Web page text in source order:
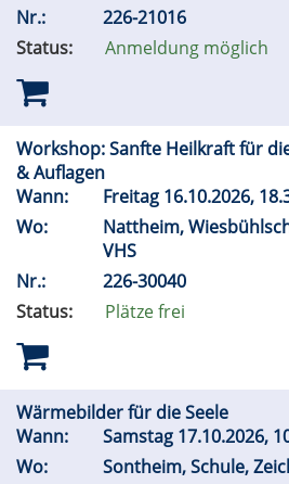
Nr.:
226-21016
Status:
Anmeldung möglich
Workshop: Sanfte Heilkraft für
& Auflagen
Wann:
Freitag 16.10.2026,
Wo:
Nattheim,
VHS
Nr.:
226-30040
Status:
Plätze frei
Wärmebilder für die Seele
Wann:
Samstag 17.10.2026,
Wo:
Sontheim, Schule,